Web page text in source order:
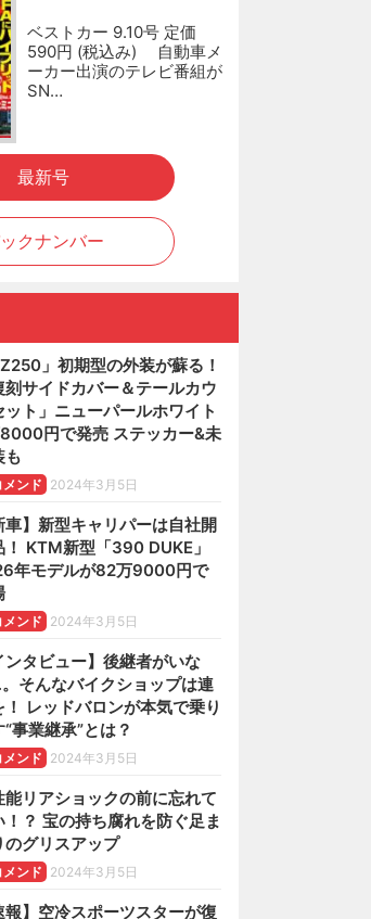
ベストカー 9.10号 定価
590円 (税込み) 自動車メ
ーカー出演のテレビ番組が
SN…
最新号
クナンバー
」初期型の外装が蘇る！
刻サイドカバー＆テールカウ
ット」ニューパールホワイト
円で発売 ステッカー&未
も
メンド 2024年3月5日
車】新型キャリパーは自社開
！ KTM新型「390 DUKE」
年モデルが82万9000円で
メンド 2024年3月5日
ンタビュー】後継者がいな
そんなバイクショップは連
！ レッドバロンが本気で乗り
“事業継承”とは？
メンド 2024年3月5日
能リアショックの前に忘れて
！？ 宝の持ち腐れを防ぐ足ま
のグリスアップ
メンド 2024年3月5日
報】空冷スポーツスターが復